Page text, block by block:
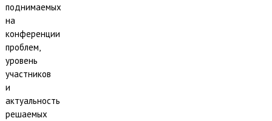
поднимаемых
на
конференции
проблем,
уровень
участников
и
актуальность
решаемых